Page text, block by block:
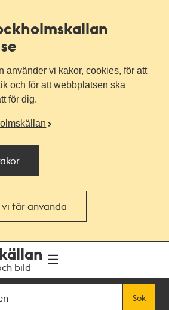
använder vi kakor, cookies, för att
och för att webbplatsen ska
för dig.
vi får använda
bild
Sök